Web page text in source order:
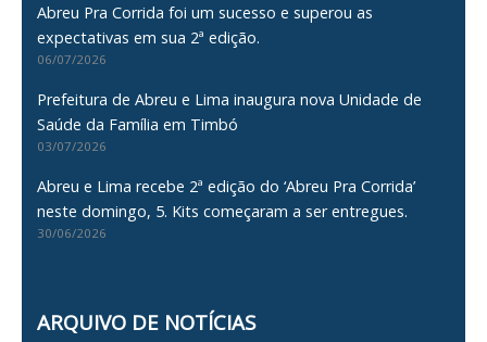
Abreu Pra Corrida foi um sucesso e superou as
expectativas em sua 2ª edição.
06/07/2026
Prefeitura de Abreu e Lima inaugura nova Unidade de
Saúde da Família em Timbó
03/07/2026
Abreu e Lima recebe 2ª edição do ‘Abreu Pra Corrida’
neste domingo, 5. Kits começaram a ser entregues.
30/06/2026
ARQUIVO DE NOTÍCIAS